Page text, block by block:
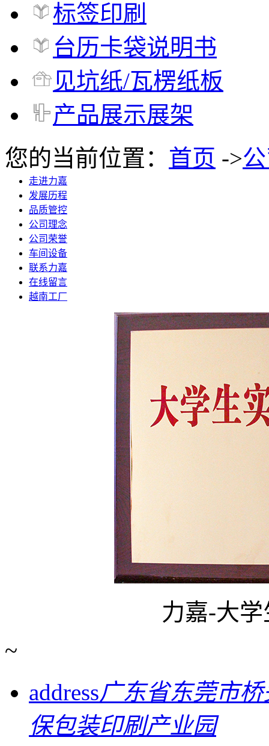
标签印刷
台历卡袋说明书
见坑纸/瓦楞纸板
产品展示展架
您的当前位置： 首页 ->
走进力嘉
发展历程
品质管控
公司理念
公司荣誉
车间设备
联系力嘉
在线留言
越南工厂
力嘉-大
~
address广东省东莞市
保包装印刷产业园